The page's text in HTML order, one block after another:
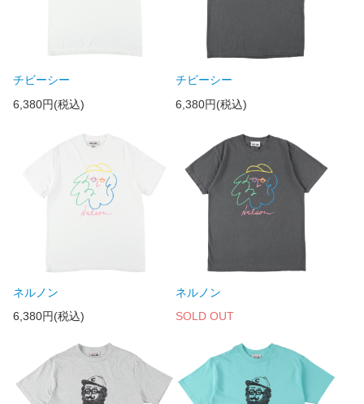
チビーシー
6,380円(税込)
チビーシー
6,380円(税込)
ネルノン
6,380円(税込)
ネルノン
SOLD OUT